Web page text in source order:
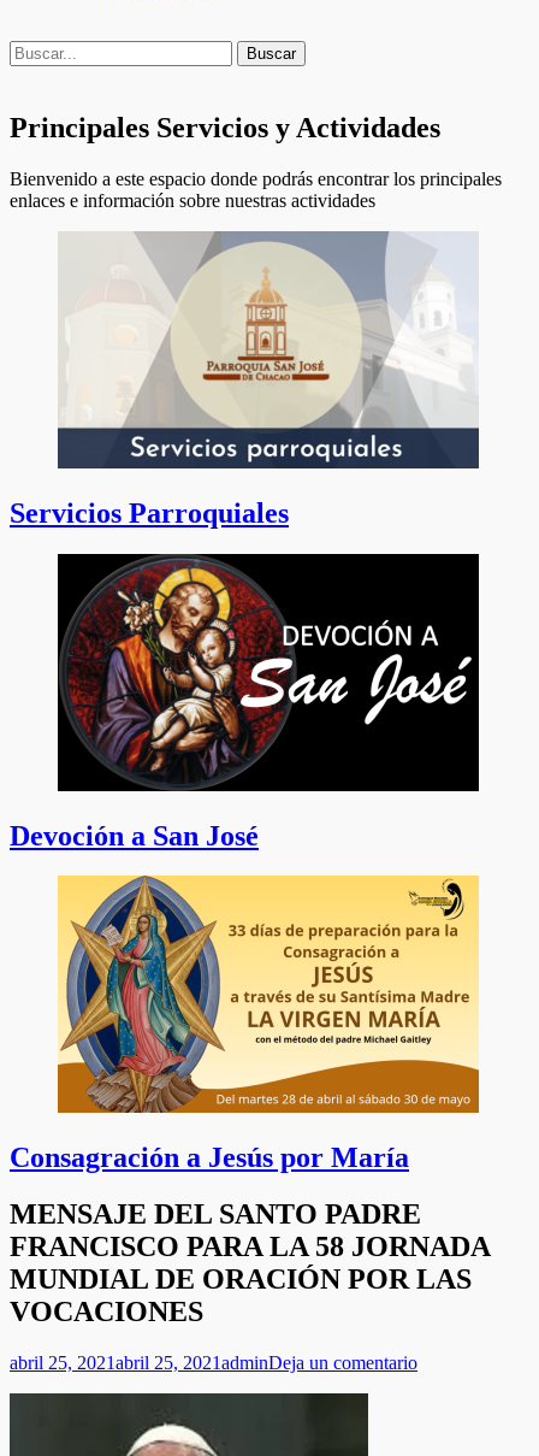
Buscar
Buscar:
Principales Servicios y Actividades
Bienvenido a este espacio donde podrás encontrar los principales
enlaces e información sobre nuestras actividades
Servicios Parroquiales
Devoción a San José
Consagración a Jesús por María
MENSAJE DEL SANTO PADRE
FRANCISCO PARA LA 58 JORNADA
MUNDIAL DE ORACIÓN POR LAS
VOCACIONES
Publicado
abril 25, 2021abril 25, 2021Autor
adminDeja un comentario